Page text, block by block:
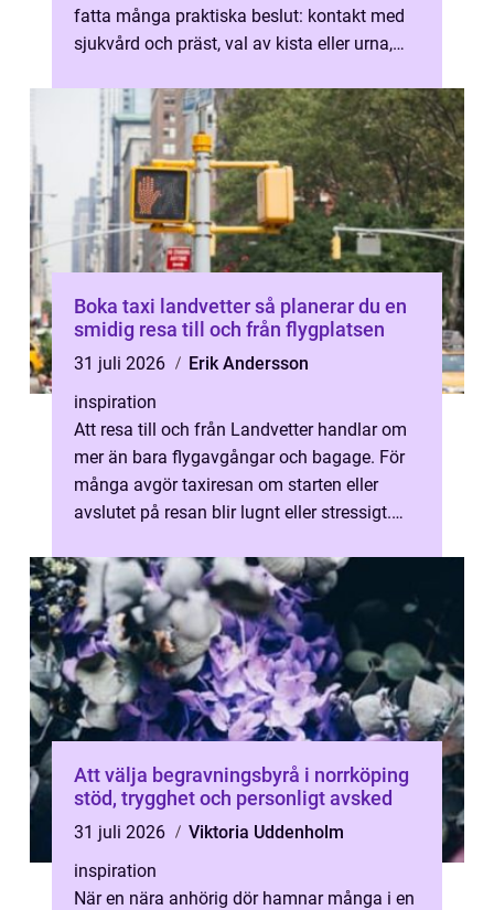
fatta många praktiska beslut: kontakt med
sjukvård och präst, val av kista eller urna,
Boka taxi landvetter så planerar du en
smidig resa till och från flygplatsen
31 juli 2026
Erik Andersson
inspiration
Att resa till och från Landvetter handlar om
mer än bara flygavgångar och bagage. För
många avgör taxiresan om starten eller
avslutet på resan blir lugnt eller stressigt.
Att välja begravningsbyrå i norrköping
stöd, trygghet och personligt avsked
31 juli 2026
Viktoria Uddenholm
inspiration
När en nära anhörig dör hamnar många i en